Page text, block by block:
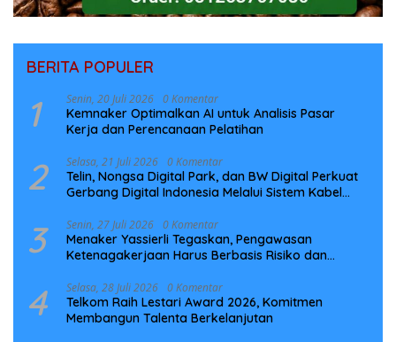
BERITA POPULER
1 Senin, 20 Juli 2026 0 Komentar
Kemnaker Optimalkan AI untuk Analisis Pasar
Kerja dan Perencanaan Pelatihan
2 Selasa, 21 Juli 2026 0 Komentar
Telin, Nongsa Digital Park, dan BW Digital Perkuat
Gerbang Digital Indonesia Melalui Sistem Kabel
3 Senin, 27 Juli 2026 0 Komentar
Menaker Yassierli Tegaskan, Pengawasan
Ketenagakerjaan Harus Berbasis Risiko dan
4 Selasa, 28 Juli 2026 0 Komentar
Telkom Raih Lestari Award 2026, Komitmen
Membangun Talenta Berkelanjutan